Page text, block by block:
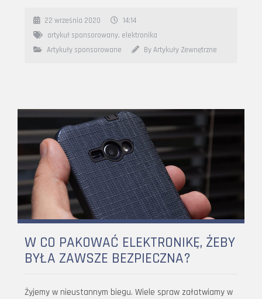
22 września 2020
14:14
artykuł sponsorowany, elektronika
Artykuły sponsorowane
By Artykuły Zewnętrzne
W CO PAKOWAĆ ELEKTRONIKĘ, ŻEBY
BYŁA ZAWSZE BEZPIECZNA?
Żyjemy w nieustannym biegu. Wiele spraw załatwiamy w